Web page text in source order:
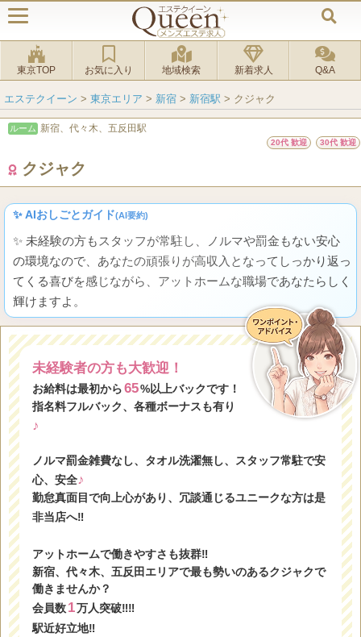
東京TOP お気に入り 地域検索 新着求人 Q&A
エステクイーン > 東京エリア > 新宿 > 新宿駅 > クジャク
ルーム 新宿、代々木、五反田駅
20代 歓迎 30代 歓迎
クジャク
✨ AIおしごとガイド(AI要約)
✨ 未経験の方もスタッフが常駐し、ノルマや罰金もない安心
の環境なので、あなたの頑張りが高収入となってしっかり返っ
てくる喜びを感じながら、アットホームな職場であなたらしく
輝けますよ。
未経験者の方も大歓迎！
お給料は最初から65%以上バックです！
指名料フルバック、各種ボーナスも有り
♪
ノルマ罰金雑費なし、タオル洗濯無し、スタッフ常駐で安
心、安全♪
勤怠真面目で向上心があり、冗談通じるユニークな方は是
非当店へ‼
アットホームで働きやすさも抜群‼
新宿、代々木、五反田エリアで最も勢いのあるクジャクで
働きませんか？
会員数 1万人突破‼‼
駅近好立地‼